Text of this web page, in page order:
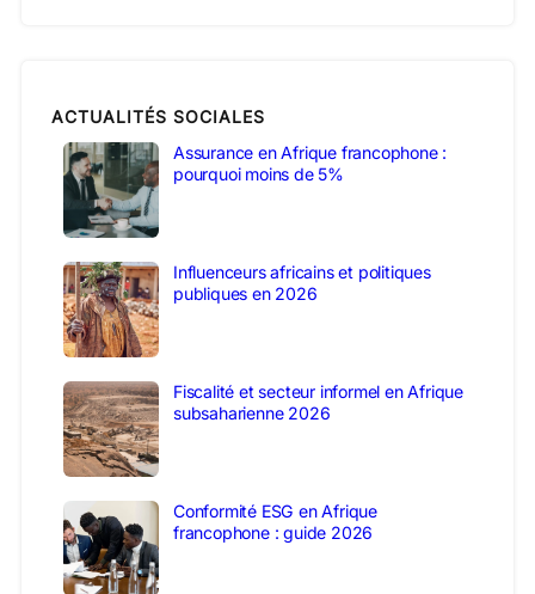
ACTUALITÉS SOCIALES
Assurance en Afrique francophone :
pourquoi moins de 5%
Influenceurs africains et politiques
publiques en 2026
Fiscalité et secteur informel en Afrique
subsaharienne 2026
Conformité ESG en Afrique
francophone : guide 2026